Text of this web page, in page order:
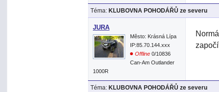
Téma: KLUBOVNA POHODÁŘŮ ze severu
JURA
Město: Krásná Lípa
IP:85.70.144.xxx
Offline 0/10836
Can-Am Outlander
1000R
Téma: KLUBOVNA POHODÁŘŮ ze severu